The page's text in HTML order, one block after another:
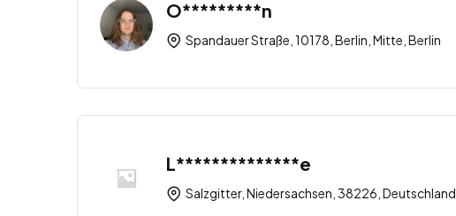
O*********n
Spandauer Straße, 10178, Berlin, Mitte, Berlin
L**************e
Salzgitter, Niedersachsen, 38226, Deutschland